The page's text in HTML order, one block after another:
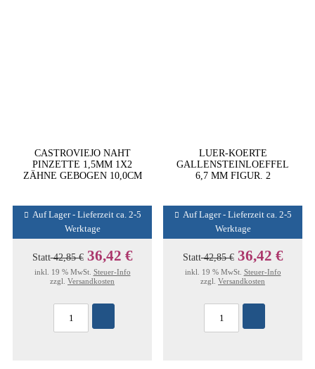
CASTROVIEJO NAHT
PINZETTE 1,5MM 1X2
ZÄHNE GEBOGEN 10,0CM
Auf Lager - Lieferzeit ca. 2-5
Werktage
Statt42,85 € 36,42 €
inkl. 19 % MwSt. Steuer-Info
zzgl. Versandkosten
LUER-KOERTE
GALLENSTEINLOEFFEL
6,7 MM FIGUR. 2
Auf Lager - Lieferzeit ca. 2-5
Werktage
Statt42,85 € 36,42 €
inkl. 19 % MwSt. Steuer-Info
zzgl. Versandkosten